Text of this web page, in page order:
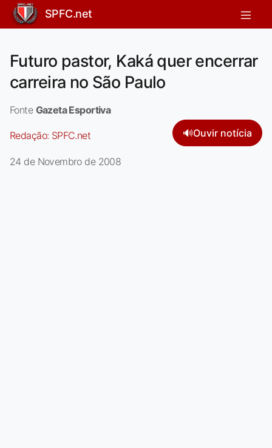
SPFC.net
Futuro pastor, Kaká quer encerrar
carreira no São Paulo
Fonte Gazeta Esportiva
Redação: SPFC.net 🔊Ouvir notícia
24 de Novembro de 2008